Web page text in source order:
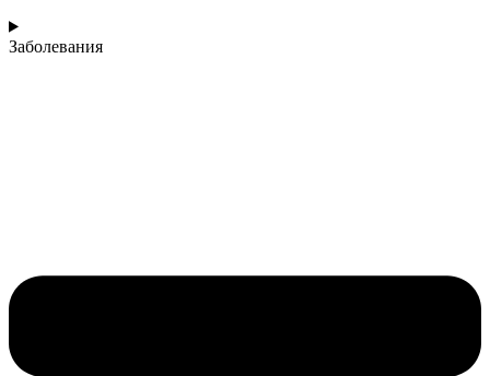
Заболевания